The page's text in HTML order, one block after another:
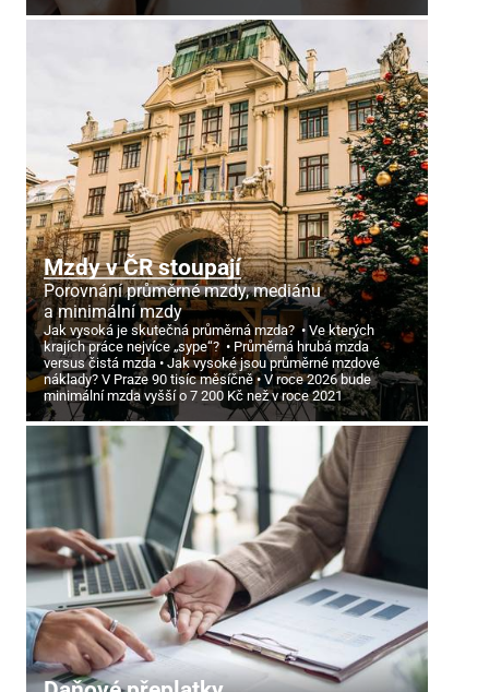
Mzdy v ČR stoupají
Porovnání průměrné mzdy, mediánu
a minimální mzdy
Jak vysoká je skutečná průměrná mzda?
Ve kterých
krajích práce nejvíce „sype“?
Průměrná hrubá mzda
versus čistá mzda
Jak vysoké jsou průměrné mzdové
náklady? V Praze 90 tisíc měsíčně
V roce 2026 bude
minimální mzda vyšší o 7 200 Kč než v roce 2021